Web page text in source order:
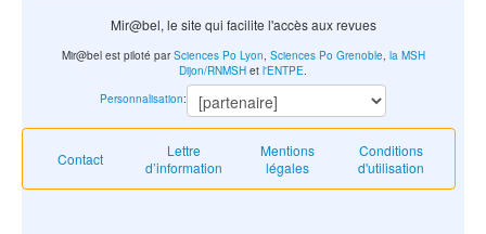
Mir@bel, le site qui facilite l'accès aux revues
Contact
Lettre
d’information
Mentions
légales
Conditions
d'utilisation
Mir@bel est piloté parSciences Po Lyon Sciences Po Grenoble, la MSH
Dijon/RNMSH et l'ENTPE
Personnalisation: